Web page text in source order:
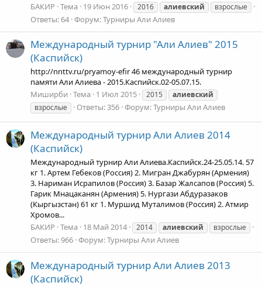
БАКИР Тема 19 Июн 2016 2016 алиевский взрослые
Ответы: 64 Форум:Турниры Али Алиев
Международный турнир "Али Алиев" 2015
(Каспийск)
http://nnttv.ru/pryamoy-efir 46 международный турнир
памяти Али Алиева - 2015.Каспийск.02-05.07.15.
Миширби Тема 1 Июл 2015 2015
алиевский
взрослые
Ответы: 356 Форум:Турниры Али Алиев
Международный турнир Али Алиев 2014
(Каспийск)
Международный турнир Али Алиева.Каспийск.24-25.05.14. 57
кг 1. Артем Гебеков (Россия) 2. Мигран Джабурян (Армения)
3. Нариман Исрапилов (Россия) 3. Базар Жалсапов (Россия) 5.
Гарик Мнацаканян (Армения) 5. Нургази Абдуразаков
(Кыргызстан) 61 кг 1. Муршид Муталимов (Россия) 2. Атмир
Хромов...
БАКИР Тема 18 Май 2014 2014 алиевский взрослые
Ответы: 966 Форум:Турниры Али Алиев
Международный турнир Али Алиев 2013
(Каспийск)